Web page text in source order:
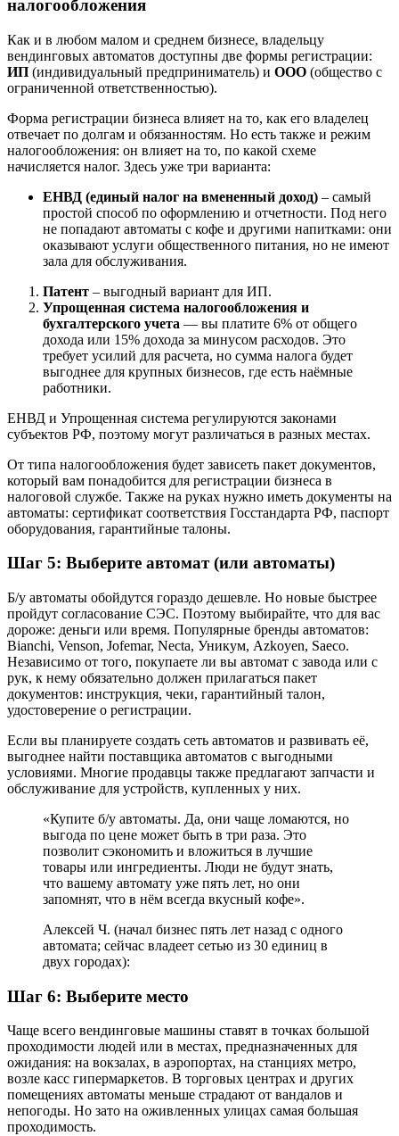
налогообложения
Как и в любом малом и среднем бизнесе, владельцу
вендинговых автоматов доступны две формы регистрации:
ИП (индивидуальный предприниматель) и ООО (общество с
ограниченной ответственностью).
Форма регистрации бизнеса влияет на то, как его владелец
отвечает по долгам и обязанностям. Но есть также и режим
налогообложения: он влияет на то, по какой схеме
начисляется налог. Здесь уже три варианта:
ЕНВД (единый налог на вмененный доход) – самый
простой способ по оформлению и отчетности. Под него
не попадают автоматы с кофе и другими напитками: они
оказывают услуги общественного питания, но не имеют
зала для обслуживания.
Патент – выгодный вариант для ИП.
Упрощенная система налогообложения и
бухгалтерского учета — вы платите 6% от общего
дохода или 15% дохода за минусом расходов. Это
требует усилий для расчета, но сумма налога будет
выгоднее для крупных бизнесов, где есть наёмные
работники.
ЕНВД и Упрощенная система регулируются законами
субъектов РФ, поэтому могут различаться в разных местах.
От типа налогообложения будет зависеть пакет документов,
который вам понадобится для регистрации бизнеса в
налоговой службе. Также на руках нужно иметь документы на
автоматы: сертификат соответствия Госстандарта РФ, паспорт
оборудования, гарантийные талоны.
Шаг 5: Выберите автомат (или автоматы)
Б/у автоматы обойдутся гораздо дешевле. Но новые быстрее
пройдут согласование СЭС. Поэтому выбирайте, что для вас
дороже: деньги или время. Популярные бренды автоматов:
Bianchi, Venson, Jofemar, Necta, Уникум, Azkoyen, Saeco.
Независимо от того, покупаете ли вы автомат с завода или с
рук, к нему обязательно должен прилагаться пакет
документов: инструкция, чеки, гарантийный талон,
удостоверение о регистрации.
Если вы планируете создать сеть автоматов и развивать её,
выгоднее найти поставщика автоматов с выгодными
условиями. Многие продавцы также предлагают запчасти и
обслуживание для устройств, купленных у них.
«Купите б/у автоматы. Да, они чаще ломаются, но
выгода по цене может быть в три раза. Это
позволит сэкономить и вложиться в лучшие
товары или ингредиенты. Люди не будут знать,
что вашему автомату уже пять лет, но они
запомнят, что в нём всегда вкусный кофе».
Алексей Ч. (начал бизнес пять лет назад с одного
автомата; сейчас владеет сетью из 30 единиц в
двух городах):
Шаг 6: Выберите место
Чаще всего вендинговые машины ставят в точках большой
проходимости людей или в местах, предназначенных для
ожидания: на вокзалах, в аэропортах, на станциях метро,
возле касс гипермаркетов. В торговых центрах и других
помещениях автоматы меньше страдают от вандалов и
непогоды. Но зато на оживленных улицах самая большая
проходимость.